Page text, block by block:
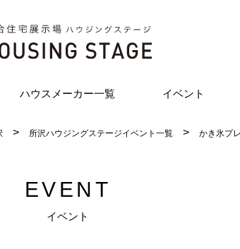
ハウスメーカー一覧 イベント
所沢ハウジングステージイベント一覧 かき氷プ
EVENT
イベント